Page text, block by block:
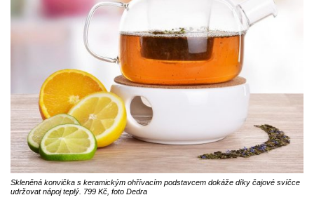
Skleněná konvička s keramickým ohřívacím podstavcem dokáže díky čajové svíčce
udržovat nápoj teplý. 799 Kč, foto Dedra